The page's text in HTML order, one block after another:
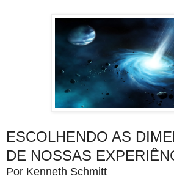
ESCOLHENDO AS
DE NOSSAS
Por Kenneth Schmitt